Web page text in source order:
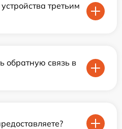
третьим
обратную связь в